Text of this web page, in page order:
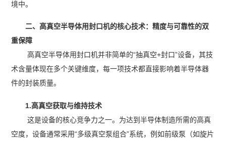
境中。
二、高真空半导体用封口机的核心技术：精度与可靠性的双
重保障
高真空半导体用封口机并非简单的“抽真空+封口”设备，其技
术含量体现在多个关键维度，每一项技术都直接影响着半导体器
件的封装质量。
1.高真空获取与维持技术
这是设备的核心竞争力之一。为达到半导体制造所需的高真
空度，设备通常采用“多级真空泵组合”系统，例如前级泵（如旋片